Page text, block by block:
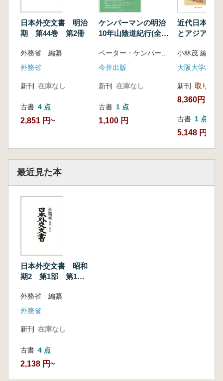
日本外交文書 明治
期 第44巻 第2冊
外務省 編纂
外務省
新刊 在庫なし
古書 4 点
2,851 円~
ケンパーマンの明治
10年山陰道紀行(全
今井出版
新刊 在庫なし
古書 1 点
1,100 円
近代日本の
とアジア太
プローチ
小林茂 編
大阪大学出版
新刊 取り寄せ
8,360円
古書 1 点
5,148 円
最近見た本
日本外交文書 昭和
期2 第1部 第1
関係)
外務省 編纂
外務省
新刊 在庫なし
古書 4 点
2,138 円~